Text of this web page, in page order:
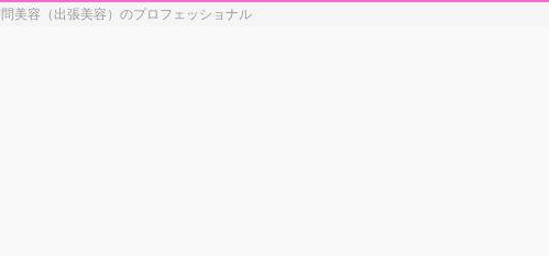
美容（出張美容）のプロフェッショナル